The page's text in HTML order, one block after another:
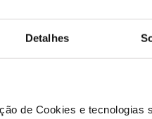
Detalhes
de Cookies e tecnologias